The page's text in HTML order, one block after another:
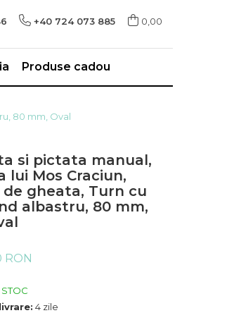
+40 724 073 885 0,00
Produse cadou
80 mm, Oval
si pictata manual,
lui Mos Craciun,
de gheata, Turn cu
albastru, 80 mm,
RON
STOC
4 zile